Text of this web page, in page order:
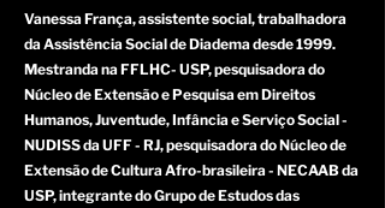
Vanessa França, assistente social, trabalhadora
da Assistência Social de Diadema desde 1999.
Mestranda na FFLHC- USP, pesquisadora do
Núcleo de Extensão e Pesquisa em Direitos
Humanos, Juventude, Infância e Serviço Social -
NUDISS da UFF - RJ, pesquisadora do Núcleo de
Extensão de Cultura Afro-brasileira - NECAAB da
USP, integrante do Grupo de Estudos das